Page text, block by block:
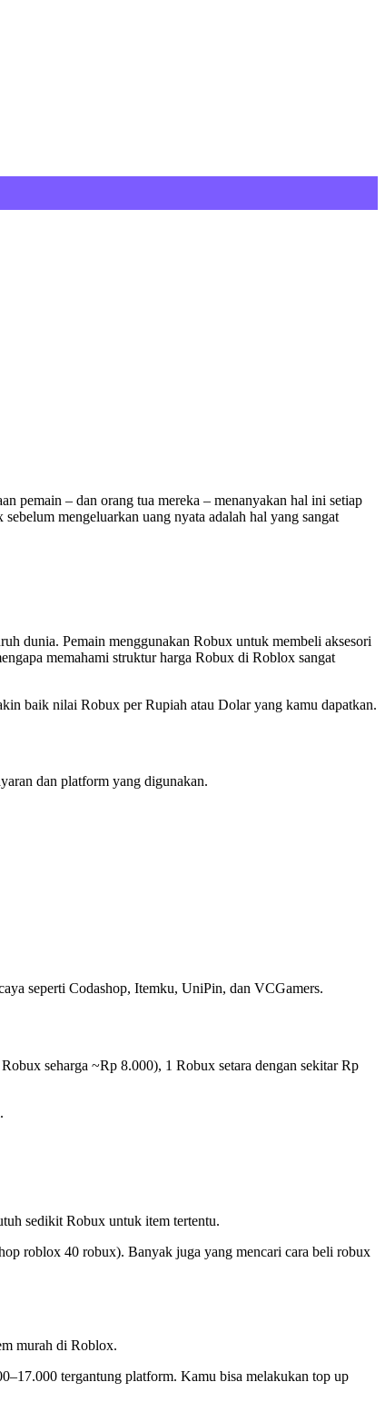
pemain – dan orang tua mereka – menanyakan hal ini setiap
mengeluarkan uang nyata adalah hal yang sangat
dunia. Pemain menggunakan Robux untuk membeli aksesori
memahami struktur harga Robux di Roblox sangat
baik nilai Robux per Rupiah atau Dolar yang kamu dapatkan.
dan platform yang digunakan.
seperti Codashop, Itemku, UniPin, dan VCGamers.
seharga ~Rp 8.000), 1 Robux setara dengan sekitar Rp
sedikit Robux untuk item tertentu.
roblox 40 robux). Banyak juga yang mencari cara beli robux
murah di Roblox.
tergantung platform. Kamu bisa melakukan top up